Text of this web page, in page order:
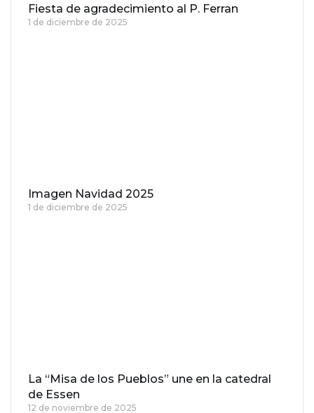
Fiesta de agradecimiento al P. Ferran
1 de diciembre de 2025
Imagen Navidad 2025
1 de diciembre de 2025
La “Misa de los Pueblos” une en la catedral
de Essen
12 de noviembre de 2025